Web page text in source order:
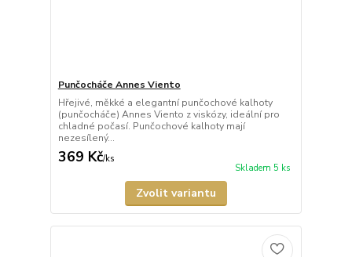
Punčocháče Annes Viento
Hřejivé, měkké a elegantní punčochové kalhoty
(punčocháče) Annes Viento z viskózy, ideální pro
chladné počasí. Punčochové kalhoty mají
nezesílený...
369 Kč/ks
Skladem 5 ks
Zvolit variantu